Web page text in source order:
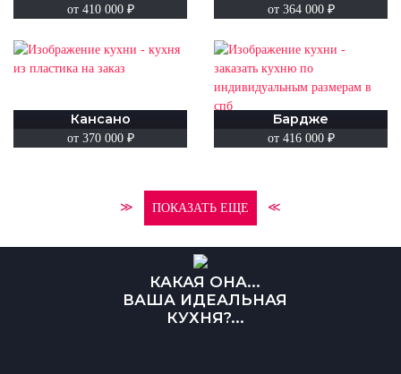
от 410 000 ₽ от 364 000 ₽
Кансано
от 370 000 ₽
Бардже
от 416 000 ₽
≫ ПОКАЗАТЬ ЕЩЕ ≪
КАКАЯ ОНА...
ВАША ИДЕАЛЬНАЯ
КУХНЯ?...